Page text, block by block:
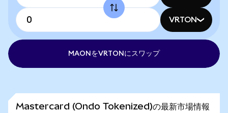
VRTON
MAONをVRTONにスワップ
Mastercard (Ondo Tokenized)の最新市場情報